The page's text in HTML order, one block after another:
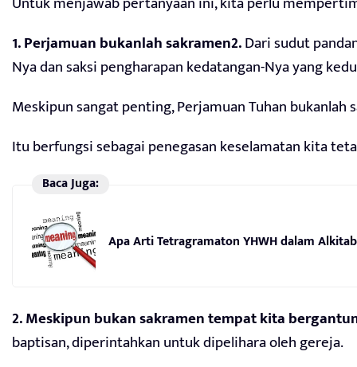
1. Perjamuan bukanlah sakramen2.Dari sudut
Nya dan saksi pengharapan kedatangan-Nya yang
Meskipun sangat penting, Perjamuan Tuhan
Itu berfungsi sebagai penegasan keselamatan kita
Baca Juga:
Apa Arti Tetragramaton YHWH dalam
2. Meskipun bukan sakramen tempat kita
baptisan, diperintahkan untuk dipelihara oleh gereja.